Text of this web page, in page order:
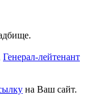
Генерал-лейтенант
на Ваш сайт.